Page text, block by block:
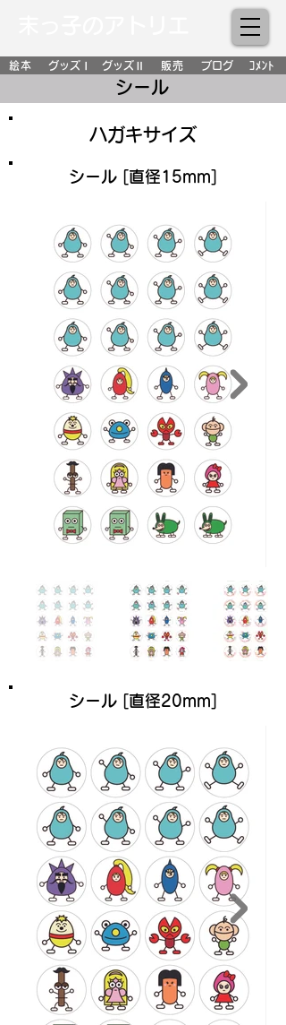
絵本 グッズⅠ グッズⅡ 販売 ブログ ｺﾒﾝﾄ
シール
ハガキサイズ
シール [直径15mm]
シール [直径20mm]